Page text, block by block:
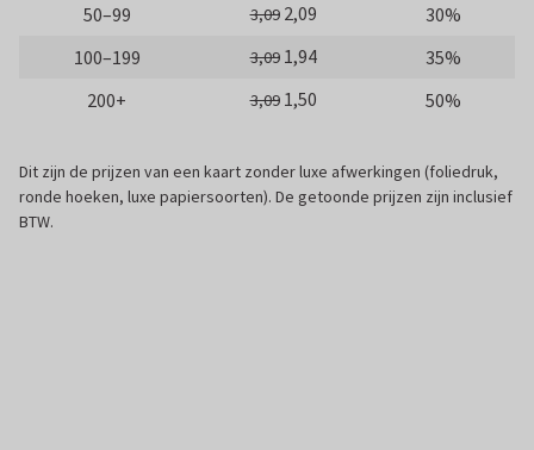
50–99
3,09 2,09
30%
100–199
3,09 1,94
35%
200+
3,09 1,50 50%
Dit zijn de prijzen van een kaart zonder luxe afwerkingen (foliedruk,
ronde hoeken, luxe papiersoorten). De getoonde prijzen zijn inclusief
BTW.